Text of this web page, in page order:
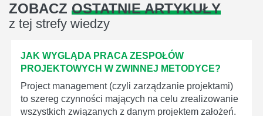
ZOBACZ OSTATNIE ARTYKUŁY
z tej strefy wiedzy
JAK WYGLĄDA PRACA ZESPOŁÓW
PROJEKTOWYCH W ZWINNEJ METODYCE?
Project management (czyli zarządzanie projektami)
to szereg czynności mających na celu zrealizowanie
wszystkich związanych z danym projektem założeń.